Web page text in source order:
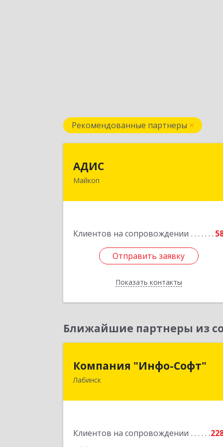
Рекомендованные партнеры
АДИС
Майкоп
Клиентов на сопровождении
Отправить заявку
Показать контакты
Отправить заявку
Назад
Ближайшие партнеры из
Компания "Инфо-Софт"
Лабинск
Клиентов на сопровождении
Компания "Инфо-Софт"